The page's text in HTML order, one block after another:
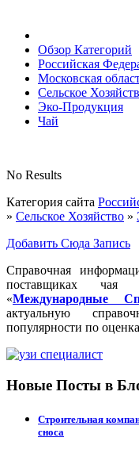
Обзор Категорий
Российская
Московская
Сельское
Эко-Продукция
Чай
No Results
Категория сайта
» Сельское Хозяйство »
Добавить Сюда Запись
Справочная
поставщиках
«Международные
актуальную
популярности по
Новые Посты в
Строительная
сноса